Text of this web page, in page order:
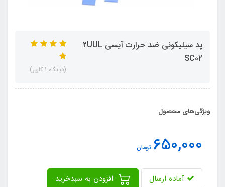
پد سیلیکونی ضد حرارت آیسی 2UUL
SC02
(دیدگاه 1 کاربر)
ویژگی‌های محصول
650,000 تومان
آماده ارسال